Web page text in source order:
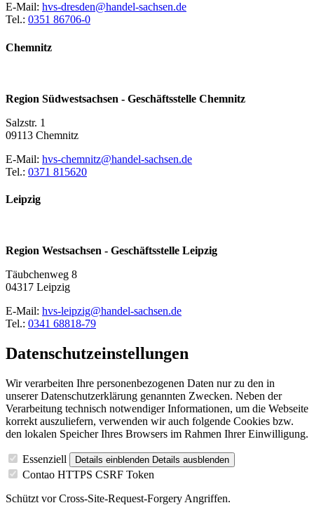
E-Mail: hvs-dresden@handel-sachsen.de
Tel.: 0351 86706-0
Chemnitz
Region Südwestsachsen - Geschäftsstelle Chemnitz
Salzstr. 1
09113 Chemnitz
E-Mail: hvs-chemnitz@handel-sachsen.de
Tel.: 0371 815620
Leipzig
Region Westsachsen - Geschäftsstelle Leipzig
Täubchenweg 8
04317 Leipzig
E-Mail: hvs-leipzig@handel-sachsen.de
Tel.: 0341 68818-79
Datenschutzeinstellungen
Wir verarbeiten Ihre personenbezogenen Daten nur zu den in
unserer Datenschutzerklärung genannten Zwecken. Neben der
Verarbeitung technisch notwendiger Informationen, um die Webseite
korrekt auszuliefern, verwenden wir auch folgende Cookies bzw.
den lokalen Speicher Ihres Browsers im Rahmen Ihrer Einwilligung.
Essenziell Details einblenden Details ausblenden
Contao HTTPS CSRF Token
Schützt vor Cross-Site-Request-Forgery Angriffen.